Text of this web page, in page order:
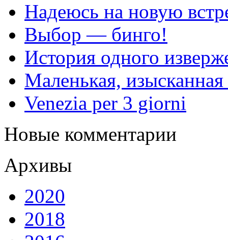
Надеюсь на новую
Выбор — бинго!
История одного
Маленькая,
Venezia per 3 giorni
Новые комментарии
Архивы
2020
2018